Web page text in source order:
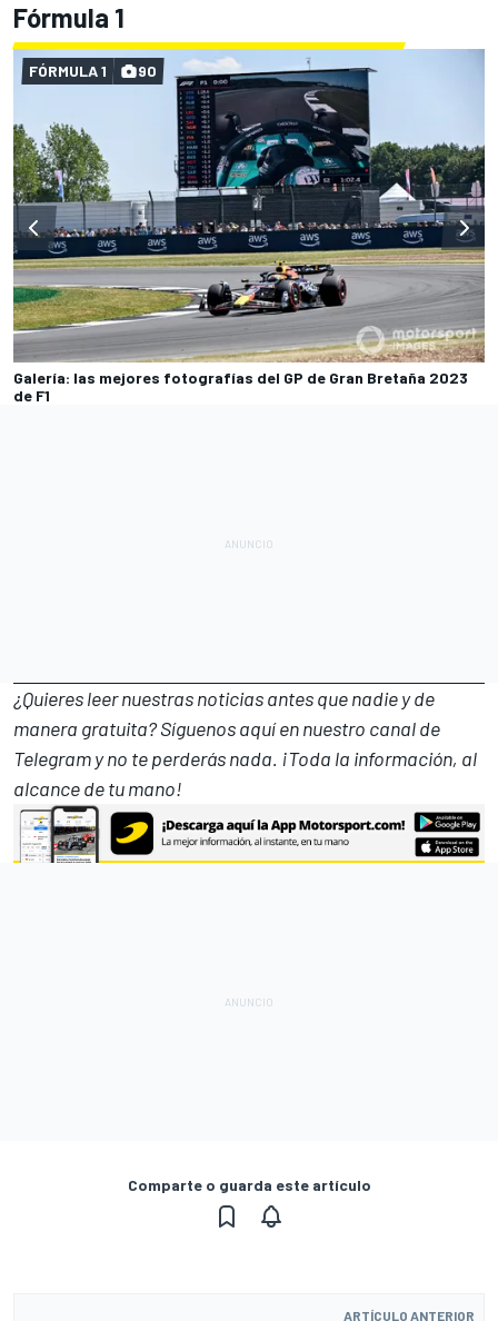
Fórmula 1
Galería: las mejores fotografías del GP de Gran Bretaña 2023
de F1
FÓRMULA 1 90
¿Quieres leer nuestras noticias antes que nadie y de
manera gratuita? Síguenosaquí en nuestro canal de
Telegramy no te perderás nada. ¡Toda la información, al
alcance de tu mano!
Comparte o guarda este artículo
ARTÍCULO ANTERIOR